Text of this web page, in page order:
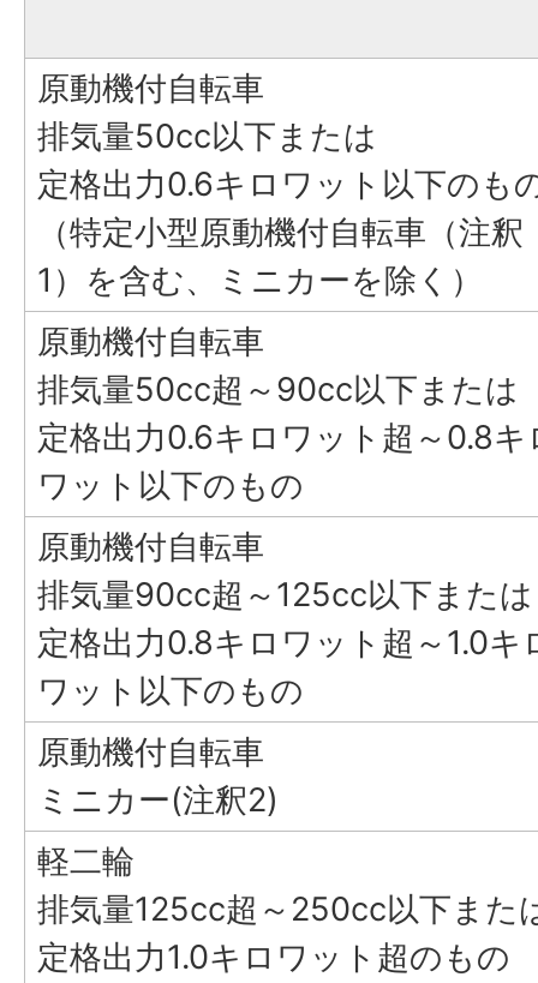
原動機付自転車
排気量50cc以下または
定格出力0.6キロワット以下のも
（特定小型原動機付自転車（注釈
1）を含む、ミニカーを除く）
原動機付自転車
排気量50cc超～90cc以下または
定格出力0.6キロワット超～0.8キ
ワット以下のもの
原動機付自転車
排気量90cc超～125cc以下または
定格出力0.8キロワット超～1.0キ
ワット以下のもの
原動機付自転車
ミニカー(注釈2)
軽二輪
排気量125cc超～250cc以下また
定格出力1.0キロワット超のもの